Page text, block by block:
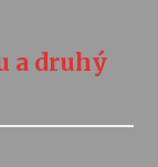
a druhý